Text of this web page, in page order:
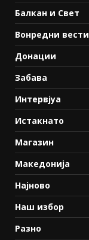
Балкан и Свет
Вонредни вести
Донации
Забава
Интервјуа
Истакнато
Магазин
Македонија
Најново
Наш избор
Разно